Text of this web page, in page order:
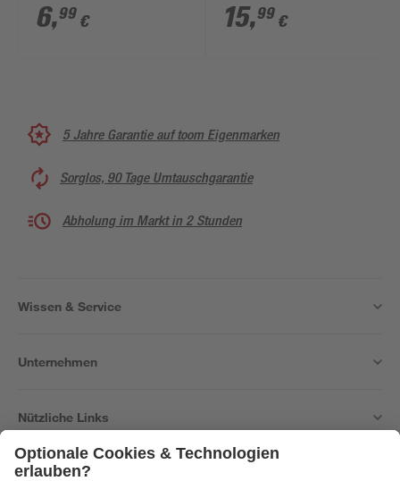
grau 60 x 40 cm
6,99 €
cm 62 l
15,99 €
5 Jahre Garantie auf toom Eigenmarken
Sorglos, 90 Tage Umtauschgarantie
Abholung im Markt in 2 Stunden
Wissen & Service
Unternehmen
Nützliche Links